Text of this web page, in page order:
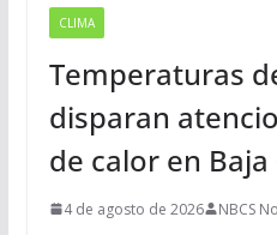
CLIMA
Temperaturas
disparan
de calor en
4 de agosto de 2026 NBCS